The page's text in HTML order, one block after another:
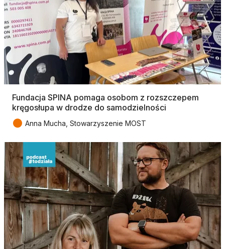
Fundacja SPINA pomaga osobom z rozszczepem
kręgosłupa w drodze do samodzielności
● Anna Mucha, Stowarzyszenie MOST